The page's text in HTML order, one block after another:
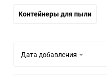
Контейнеры для пыли
Дата добавления